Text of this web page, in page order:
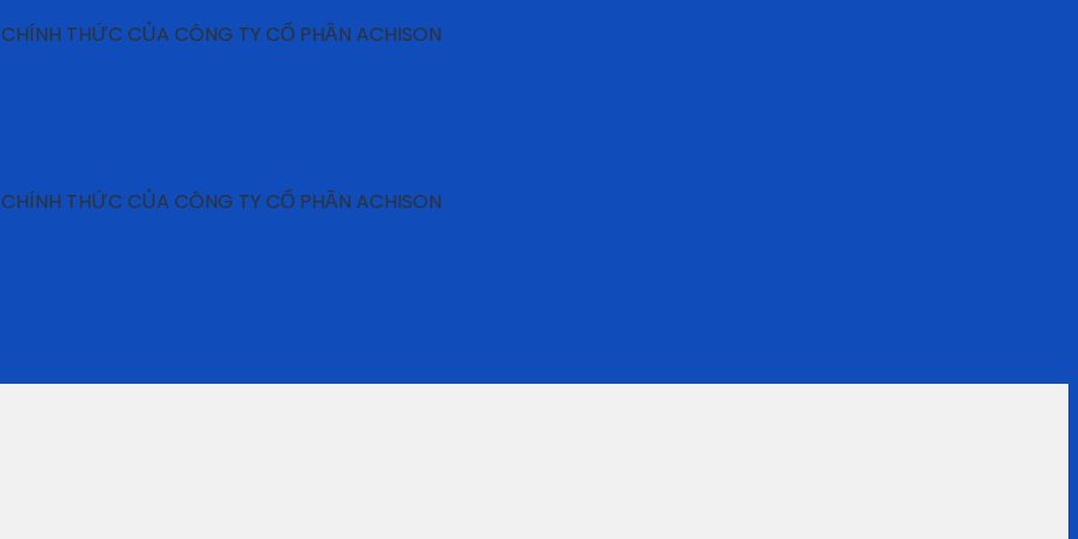
CỦA CÔNG TY CỔ PHẦN ACHISON
CỦA CÔNG TY CỔ PHẦN ACHISON